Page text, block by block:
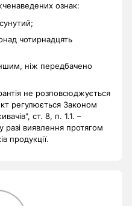
ознак:
чотирнадцять
ніж передбачено
не розповсюджується
регулюється Законом
ст. 8, п. 1.1. –
виявлення протягом
продукції.